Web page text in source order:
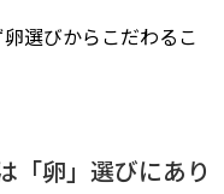
選びからこだわるこ
「卵」選びにあり